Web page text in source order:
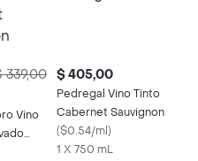
339,00
Vino
$ 405,00
Pedregal Vino Tinto
Cabernet Sauvignon
($0.54/ml)
1 X 750 mL